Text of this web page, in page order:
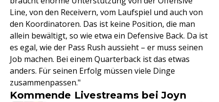
Line, von den Receivern, vom Laufspiel und auch von
den Koordinatoren. Das ist keine Position, die man
allein bewältigt, so wie etwa ein Defensive Back. Da ist
es egal, wie der Pass Rush aussieht – er muss seinen
Job machen. Bei einem Quarterback ist das etwas
anders. Für seinen Erfolg müssen viele Dinge
zusammenpassen."
Kommende Livestreams bei Joyn